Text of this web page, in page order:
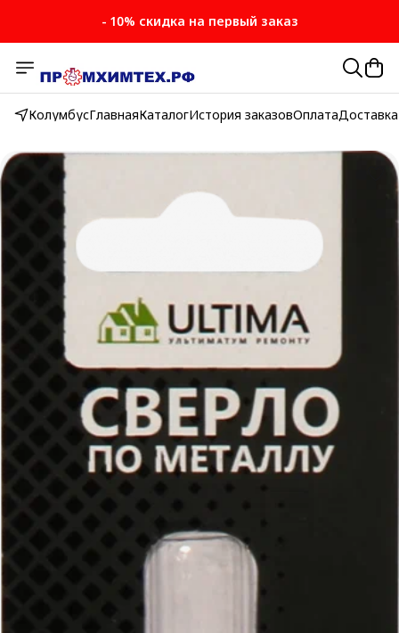
- 10% скидка на первый заказ
КолумбусГлавнаяКаталогИстория заказовОплатаДоставка